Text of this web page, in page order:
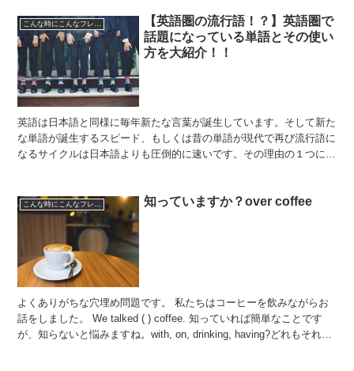
【英語圏の流行語！？】英語圏で
話題になっている単語とその使い
方を大紹介！！
英語は日本語と同様に毎年新たな言葉が誕生しています。そして新た
な単語が誕生するスピード、もしくは昔の単語が現代で再び流行語に
なるサイクルは日本語よりも圧倒的に速いです。その理由の１つにあ
こんな時にこんなフレーズ 知っていますか？over coffee
よくありがちな穴埋め問題です。 私たちはコーヒーを飲みながらお
話をしました。 We talked ( ) coffee. 知っていれば簡単なことです
が、知らないと悩みますね。with, on, drinking, having?どれもそれ